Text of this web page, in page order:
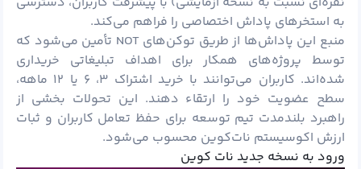
به استخرهای پاداش اختصاصی را فراهم می‌کند.
منبع این پاداش‌ها از طریق توکن‌های NOT تأمین می‌شود که
توسط پروژه‌های همکار برای اهداف تبلیغاتی خریداری
شده‌اند. کاربران می‌توانند با خرید اشتراک ۳، ۶ یا ۱۲ ماهه،
سطح عضویت خود را ارتقاء دهند. این تحولات بخشی از
راهبرد بلندمدت تیم توسعه برای حفظ تعامل کاربران و ثبات
ارزش اکوسیستم نات‌کوین محسوب می‌شود.
ورود به نسخه جدید نات کوین